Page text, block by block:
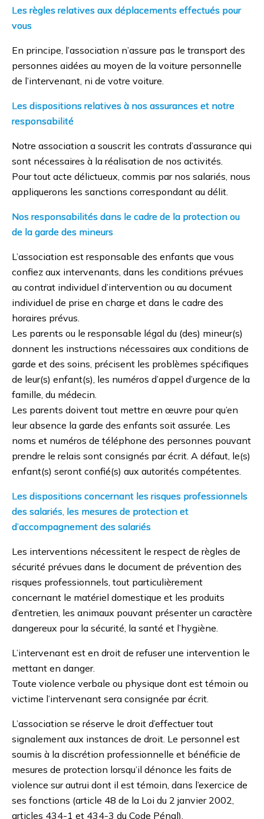
Castres - Déroulement de l’intervention
Les règles relatives aux déplacements effectués pour
vous
En principe, l’association n’assure pas le transport des
personnes aidées au moyen de la voiture personnelle
de l’intervenant, ni de votre voiture.
Les dispositions relatives à nos assurances et notre
responsabilité
Notre association a souscrit les contrats d’assurance qui
sont nécessaires à la réalisation de nos activités.
Pour tout acte délictueux, commis par nos salariés, nous
appliquerons les sanctions correspondant au délit.
Nos responsabilités dans le cadre de la protection ou
de la garde des mineurs
L’association est responsable des enfants que vous
confiez aux intervenants, dans les conditions prévues
au contrat individuel d’intervention ou au document
individuel de prise en charge et dans le cadre des
horaires prévus.
Les parents ou le responsable légal du (des) mineur(s)
donnent les instructions nécessaires aux conditions de
garde et des soins, précisent les problèmes spécifiques
de leur(s) enfant(s), les numéros d’appel d’urgence de la
famille, du médecin.
Les parents doivent tout mettre en œuvre pour qu’en
leur absence la garde des enfants soit assurée. Les
noms et numéros de téléphone des personnes pouvant
prendre le relais sont consignés par écrit. A défaut, le(s)
enfant(s) seront confié(s) aux autorités compétentes.
Les dispositions concernant les risques professionnels
des salariés, les mesures de protection et
d’accompagnement des salariés
Les interventions nécessitent le respect de règles de
sécurité prévues dans le document de prévention des
risques professionnels, tout particulièrement
concernant le matériel domestique et les produits
d’entretien, les animaux pouvant présenter un caractère
dangereux pour la sécurité, la santé et l’hygiène.
L’intervenant est en droit de refuser une intervention le
mettant en danger.
Toute violence verbale ou physique dont est témoin ou
victime l’intervenant sera consignée par écrit.
L’association se réserve le droit d’effectuer tout
signalement aux instances de droit. Le personnel est
soumis à la discrétion professionnelle et bénéficie de
mesures de protection lorsqu’il dénonce les faits de
violence sur autrui dont il est témoin, dans l’exercice de
ses fonctions (article 48 de la Loi du 2 janvier 2002,
articles 434-1 et 434-3 du Code Pénal).